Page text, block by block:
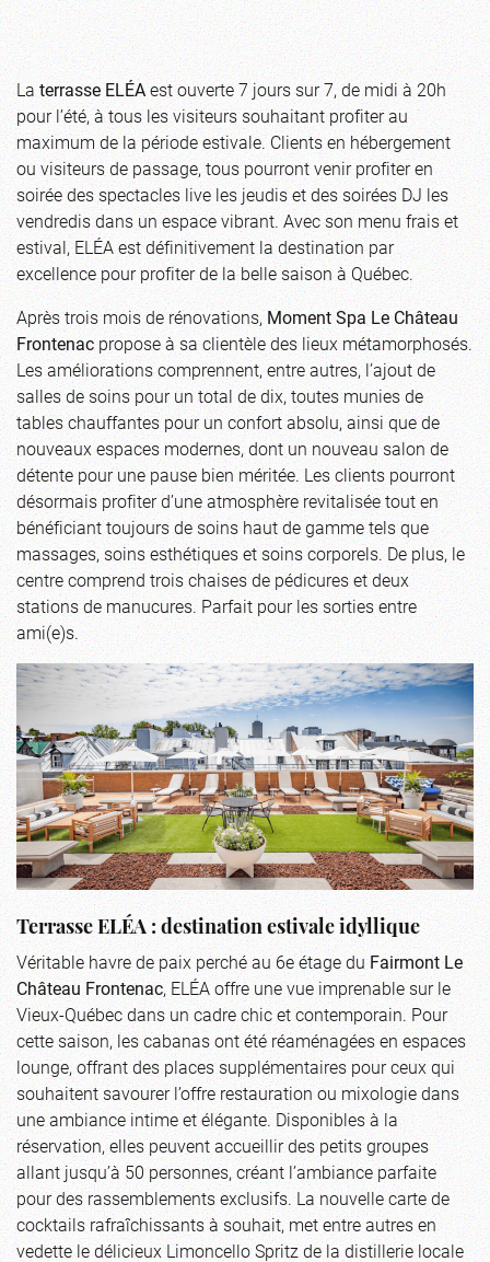
Laterrasse ELÉAest ouverte 7 jours sur 7, de midi à 20h
pour l’été, à tous les visiteurs souhaitant profiter au
maximum de la période estivale. Clients en hébergement
ou visiteurs de passage, tous pourront venir profiter en
soirée des spectacles live les jeudis et des soirées DJ les
vendredis dans un espace vibrant. Avec son menu frais et
estival, ELÉA est définitivement la destination par
excellence pour profiter de la belle saison à Québec.
Après trois mois de rénovations,Moment Spa Le Château
Frontenacpropose à sa clientèle des lieux métamorphosés.
Les améliorations comprennent, entre autres, l’ajout de
salles de soins pour un total de dix, toutes munies de
tables chauffantes pour un confort absolu, ainsi que de
nouveaux espaces modernes, dont un nouveau salon de
détente pour une pause bien méritée. Les clients pourront
désormais profiter d’une atmosphère revitalisée tout en
bénéficiant toujours de soins haut de gamme tels que
massages, soins esthétiques et soins corporels. De plus, le
centre comprend trois chaises de pédicures et deux
stations de manucures. Parfait pour les sorties entre
ami(e)s.
Terrasse ELÉA : destination estivale idyllique
Véritable havre de paix perché au 6e étage duFairmont Le
Château Frontenac, ELÉA offre une vue imprenable sur le
Vieux-Québec dans un cadre chic et contemporain. Pour
cette saison, les cabanas ont été réaménagées en espaces
lounge, offrant des places supplémentaires pour ceux qui
souhaitent savourer l’offre restauration ou mixologie dans
une ambiance intime et élégante. Disponibles à la
réservation, elles peuvent accueillir des petits groupes
allant jusqu’à 50 personnes, créant l’ambiance parfaite
pour des rassemblements exclusifs. La nouvelle carte de
cocktails rafraîchissants à souhait, met entre autres en
vedette le délicieux Limoncello Spritz de la distillerie locale